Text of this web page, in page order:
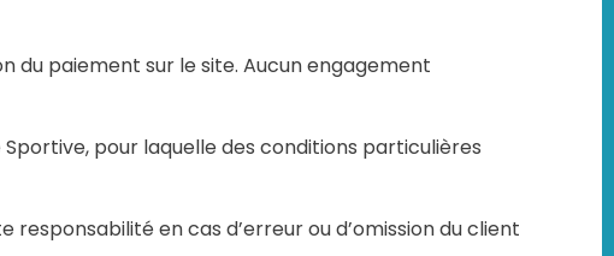
du paiement sur le site. Aucun engagement
pour laquelle des conditions particulières
en cas d’erreur ou d’omission du client